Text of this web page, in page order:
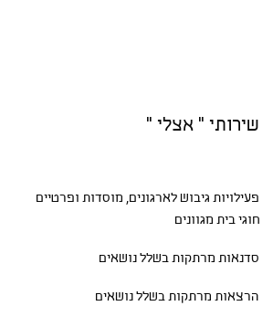
שירותי " אצלי "
פעילויות גיבושלארגונים, מוסדות ופרטיים
חוגי בית מגוונים
סדנאות מרתקות בשלל נושאים
הרצאות מרתקות בשלל נושאים